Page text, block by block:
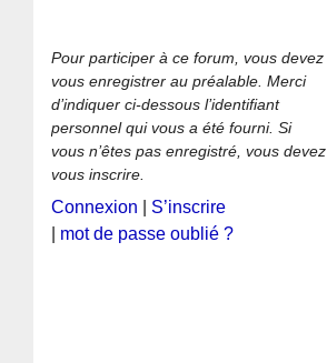
Pour participer à ce forum, vous devez
vous enregistrer au préalable. Merci
d’indiquer ci-dessous l’identifiant
personnel qui vous a été fourni. Si
vous n’êtes pas enregistré, vous devez
vous inscrire.
Connexion
S’inscrire
mot de passe oublié ?